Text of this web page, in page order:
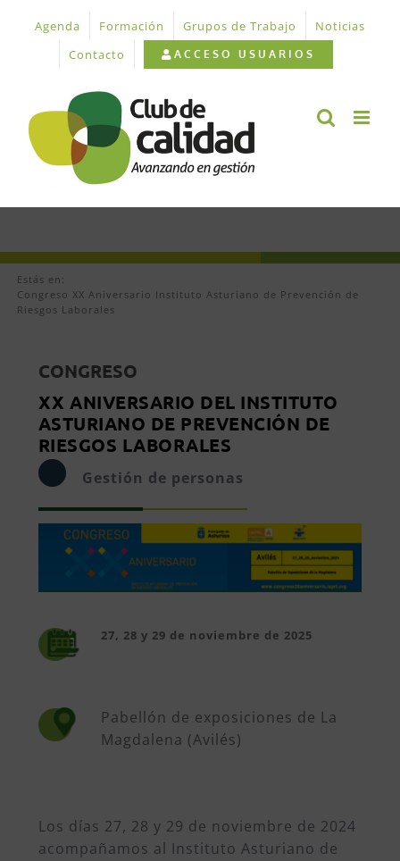
contenido
Agenda Formación Grupos de Trabajo
Noticias
Contacto
ACCESO USUARIOS
Estás en:
Congreso XX Aniversario Instituto Asturiano de Prevención de
Riesgos Laborales
CONGRESO
XX ANIVERSARIO DEL INSTITUTO
ASTURIANO DE PREVENCIÓN DE
RIESGOS LABORALES
Gestión de personas
27, 28 y 29 de noviembre de 2025
Pabellón de exposiciones de La
Magdalena (Avilés)
Los días 27, 28 y 29 de noviembre de 2024
acompañamos al Instituto Asturiano de